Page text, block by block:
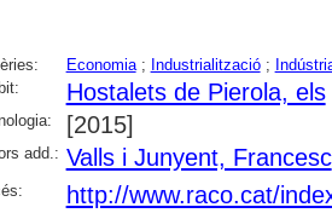
Economia; Industrialització;
Hostalets de Pierola, els
[2015]
add.: Valls i Junyent, Francesc
http://www.raco.cat/